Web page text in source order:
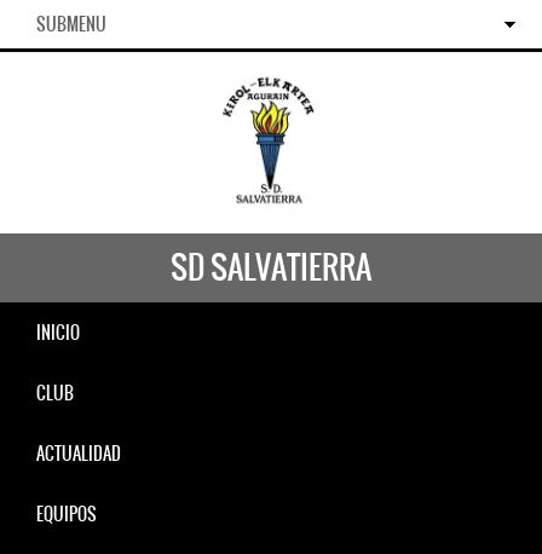
SUBMENU
SD SALVATIERRA
INICIO
CLUB
ACTUALIDAD
EQUIPOS